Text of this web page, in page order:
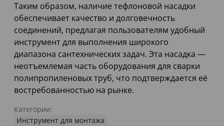
Таким образом, наличие тефлоновой насадки
обеспечивает качество и долговечность
соединений, предлагая пользователям удобный
инструмент для выполнения широкого
диапазона сантехнических задач. Эта насадка —
неотъемлемая часть оборудования для сварки
полипропиленовых труб, что подтверждается её
востребованностью на рынке.
Категории:
Инструмент для монтажа